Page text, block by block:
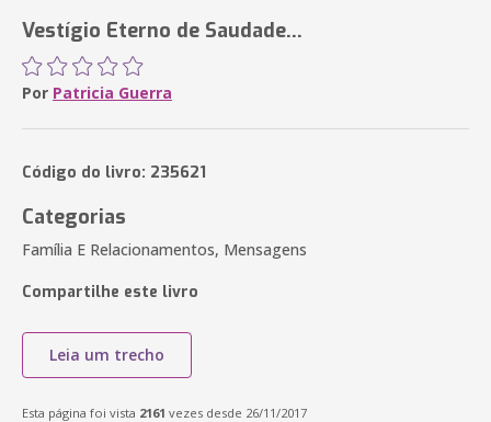
Vestígio Eterno de Saudade...
Por Patricia Guerra
Código do livro: 235621
Categorias
Família E Relacionamentos, Mensagens
Compartilhe este livro
Leia um trecho
Esta página foi vista 2161 vezes desde 26/11/2017